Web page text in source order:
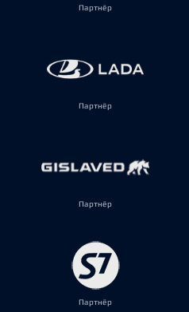
Партнёр
Партнёр
Партнёр
Партнёр